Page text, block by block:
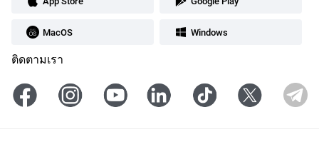
MacOS Windows
ติดตามเรา